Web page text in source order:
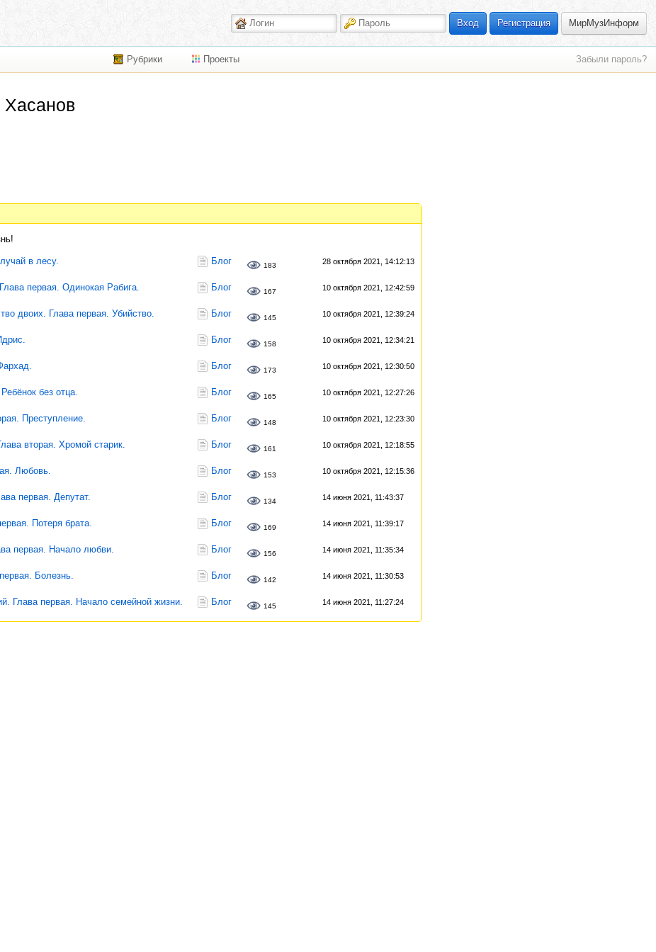
Вход Регистрация МирМузИнформ
Рубрики Проекты Забыли пароль?
Хасанов
в лесу. Блог 183 28 октября 2021, 14:12:13
первая. Одинокая Рабига. Блог 167 10 октября 2021, 12:42:59
двоих. Глава первая. Убийство. Блог 145 10 октября 2021, 12:39:24
Блог 158 10 октября 2021, 12:34:21
Блог 173 10 октября 2021, 12:30:50
без отца. Блог 165 10 октября 2021, 12:27:26
Преступление. Блог 148 10 октября 2021, 12:23:30
вторая. Хромой старик. Блог 161 10 октября 2021, 12:18:55
Любовь. Блог 153 10 октября 2021, 12:15:36
первая. Депутат. Блог 134 14 июня 2021, 11:43:37
Потеря брата. Блог 169 14 июня 2021, 11:39:17
первая. Начало любви. Блог 156 14 июня 2021, 11:35:34
Болезнь. Блог 142 14 июня 2021, 11:30:53
Глава первая. Начало семейной жизни. Блог 145 14 июня 2021, 11:27:24